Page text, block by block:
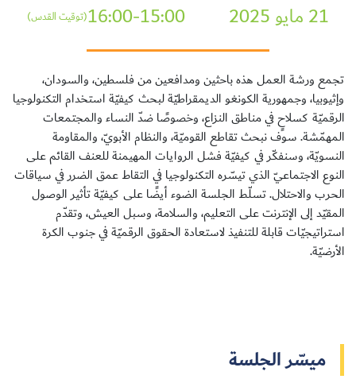
سجل الآن
EN
21 مايو 2025 16:00-15:00(توقيت القدس)
تجمع ورشة العمل هذه باحثين ومدافعين من فلسطين، والسودان،
وإثيوبيا، وجمهورية الكونغو الديمقراطيّة لبحث كيفيّة استخدام التكنولوجيا
الرقميّة كسلاحٍ في مناطق النزاع، وخصوصًا ضدّ النساء والمجتمعات
المهمّشة. سوف نبحث تقاطع القوميّة، والنظام الأبويّ، والمقاومة
النسويّة، وسنفكّر في كيفيّة فشل الروايات المهيمنة للعنف القائم على
النوع الاجتماعيّ الذي تيسّره التكنولوجيا في التقاط عمق الضرر في سياقات
الحرب والاحتلال. تسلّط الجلسة الضوء أيضًا على كيفيّة تأثير الوصول
المقيّد إلى الإنترنت على التعليم، والسلامة، وسبل العيش، وتقدّم
استراتيجيّات قابلة للتنفيذ لاستعادة الحقوق الرقميّة في جنوب الكرة
الأرضيّة.
ميسّر الجلسة